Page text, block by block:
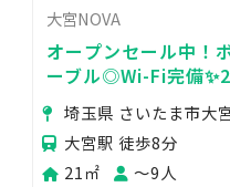
大宮NOVA
オープンセール中！
ーブル◎Wi-Fi完備
埼玉県 さいたま市大
大宮駅 徒歩8分
21㎡
〜9人